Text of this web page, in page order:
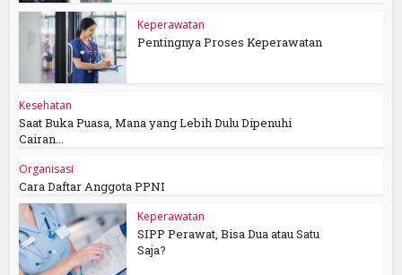
Keperawatan
Pentingnya Proses Keperawatan
Kesehatan
Saat Buka Puasa, Mana yang Lebih Dulu Dipenuhi
Cairan...
Organisasi
Cara Daftar Anggota PPNI
Keperawatan
SIPP Perawat, Bisa Dua atau Satu
Saja?